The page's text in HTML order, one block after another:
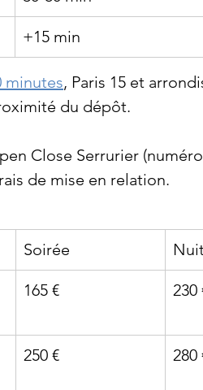
+15 min
minutes, Paris 15 et
du dépôt.
Close Serrurier
de mise en relation.
Soirée
165 € 230
250 € 280